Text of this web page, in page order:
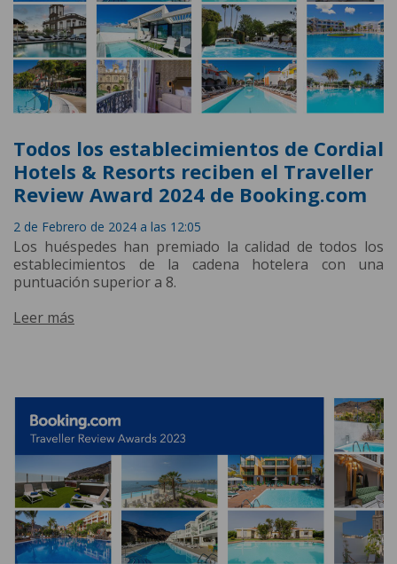
Todos los establecimientos de Cordial
Hotels & Resorts reciben el Traveller
Review Award 2024 de Booking.com
2 de Febrero de 2024 a las 12:05
Los huéspedes han premiado la calidad de todos los
establecimientos de la cadena hotelera con una
puntuación superior a 8.
Leer más